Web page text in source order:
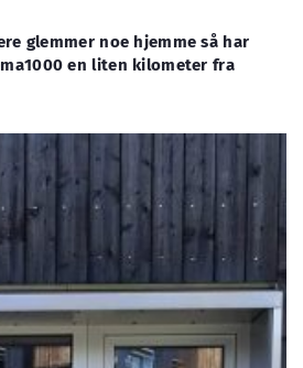
glemmer noe hjemme så har
en liten kilometer fra